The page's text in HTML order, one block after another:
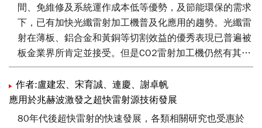
間、免維修及系統運作成本低等優勢，及節能環保的需求
下，已有加快光纖雷射加工機普及化應用的趨勢。光纖雷
射在薄板、鋁合金和黃銅等切割效益的優秀表現已普遍被
板金業界所肯定並接受。但是CO2雷射加工機仍然有其特
有的優點，例如非金屬及玻璃等材料的加工，是無法被取
代的，因此仍須視需求來選用合適的雷射加工機及周邊設
備。
作者:盧建宏、宋育誠、連慶、謝卓帆
應用於兆赫波激發之超快雷射源技術發展
80年代後超快雷射的快速發展，各類相關研究也受惠於